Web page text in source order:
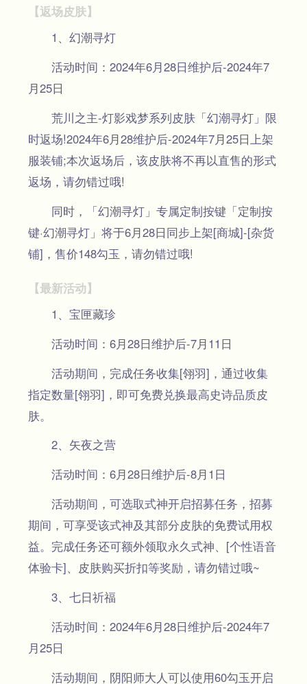
【返场皮肤】
1、幻潮寻灯
活动时间：2024年6月28日维护后-2024年7
月25日
荒川之主-灯影戏梦系列皮肤「幻潮寻灯」限
时返场!2024年6月28维护后-2024年7月25日上架
服装铺;本次返场后，该皮肤将不再以直售的形式
返场，请勿错过哦!
同时，「幻潮寻灯」专属定制按键「定制按
键·幻潮寻灯」将于6月28日同步上架[商城]-[杂货
铺]，售价148勾玉，请勿错过哦!
【最新活动】
1、宝匣藏珍
活动时间：6月28日维护后-7月11日
活动期间，完成任务收集[翎羽]，通过收集
指定数量[翎羽]，即可免费兑换最高史诗品质皮
肤。
2、矢夜之营
活动时间：6月28日维护后-8月1日
活动期间，可选取式神开启招募任务，招募
期间，可享受该式神及其部分皮肤的免费试用权
益。完成任务还可额外领取永久式神、[个性语音
体验卡]、皮肤购买折扣等奖励，请勿错过哦~
3、七日祈福
活动时间：2024年6月28日维护后-2024年7
月25日
活动期间，阴阳师大人可以使用60勾玉开启